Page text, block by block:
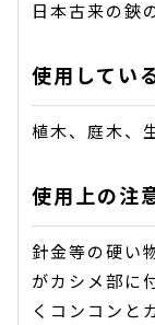
日本古来の鋏
使用してい
植木、庭木、
使用上の注
針金等の硬い
がカシメ部に
くコンコンと